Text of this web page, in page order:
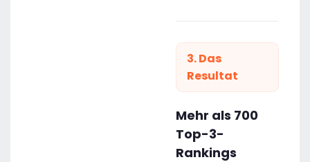
3. Das
Resultat
Mehr als 700
Top-3-
Rankings